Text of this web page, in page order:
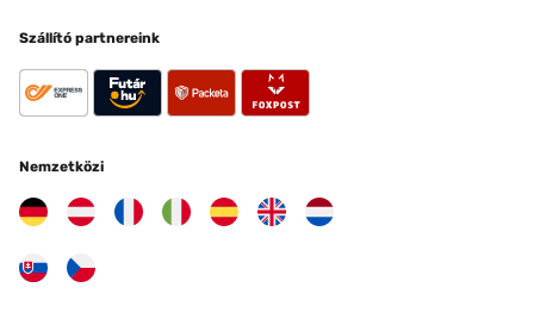
Szállító partnereink
Nemzetközi